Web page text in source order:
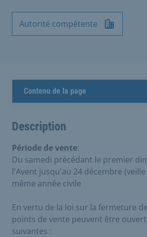
Autorité compétente
Contenu de la page
Description
Période de vente:
Du samedi précédant le premier
l'Avent jusqu'au 24 décembre
même année civile
En vertu de la loi sur la fermeture
points de vente peuvent être
suivantes :